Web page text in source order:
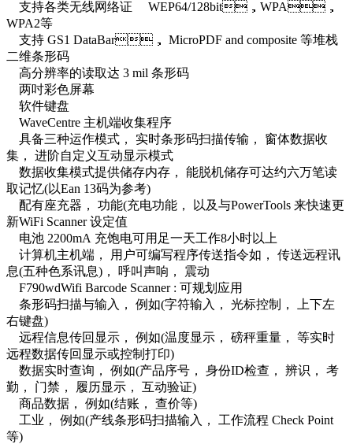
支持各类无线网络证 WEP64/128bit，WPA，
WPA2等
支持 GS1 DataBar， MicroPDF and composite 等堆栈
二维条形码
高分辨率的读取达 3 mil 条形码
两吋彩色屏幕
软件键盘
WaveCentre 主机端收集程序
具备三种运作模式， 实时条形码扫描传输， 窗体数据收
集， 进阶自定义互动显示模式
数据收集模式提供储存内存， 能脱机储存可达约六万笔读
取记忆(以Ean 13码为参考)
配有座充器， 功能(充电功能， 以及与PowerTools 来快速更
新WiFi Scanner 设定值
电池 2200mA 充饱电可用足一天工作8小时以上
计算机主机端， 用户可编写程序传送指令如， 传送远程讯
息(五种色系讯息)， 呼叫声响， 震动
F790wdWifi Barcode Scanner : 可规划应用
条形码扫描与输入， 例如(字符输入， 光标控制， 上下左
右键盘)
远程信息传回显示， 例如(温度显示， 磅秤重量， 等实时
远程数据传回显示或控制打印)
数据实时查询， 例如(产品序号， 身份ID检查， 辨识， 考
勤， 门禁， 履历显示， 互动验证)
商品数据， 例如(结账， 查价等)
工业， 例如(产线条形码扫描输入， 工作流程 Check Point
等)